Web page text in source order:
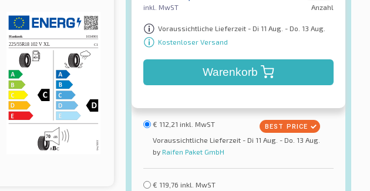
inkl. MwST Anzahl
Voraussichtliche Lieferzeit - Di 11 Aug. - Do. 13 Aug.
Kostenloser Versand
Warenkorb
€ 112,21 inkl. MwST
Voraussichtliche Lieferzeit - Di 11 Aug. - Do. 13 Aug.
by Raifen Paket GmbH
€ 119,76 inkl. MwST